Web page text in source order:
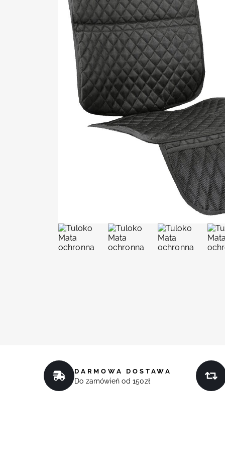
DARMOWA DOSTAWA
Do zamówień od 150zł